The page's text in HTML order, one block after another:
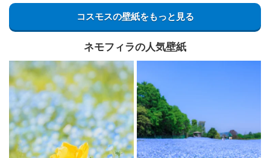
コスモスの壁紙をもっと見る
ネモフィラの人気壁紙